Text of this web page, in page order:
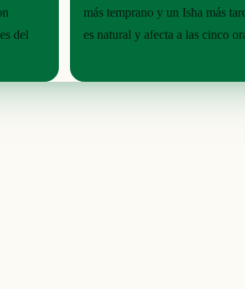
del
más temprano y un Isha más
es natural y afecta a las cinco